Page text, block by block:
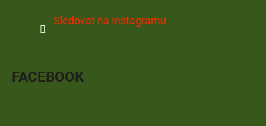
Sledovat na Instagramu
FACEBOOK